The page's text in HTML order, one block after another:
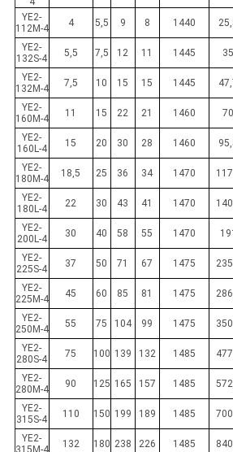
YE2-
112M-4
4 5,5 9 8 1440
YE2-
132S-4
5,5 7,5 12 11 1445 35
YE2-
132M-4
7,5 10 15 15 1445
YE2-
160M-4
11 15 22 21 1460 70
YE2-
160L-4
15 20 30 28 1460
YE2-
180M-4
18,5 25 36 34 1470
YE2-
180L-4
22 30 43 41 1470
YE2-
200L-4
30 40 58 55 1470
YE2-
225S-4
37 50 71 67 1475
YE2-
225M-4
45 60 85 81 1475
YE2-
250M-4
55 75 104 99 1475
YE2-
280S-4
75 100 139 132 1485
YE2-
280M-4
90 125 165 157 1485
YE2-
315S-4
110 150 199 189 1485
YE2-
132 180 238 226 1485